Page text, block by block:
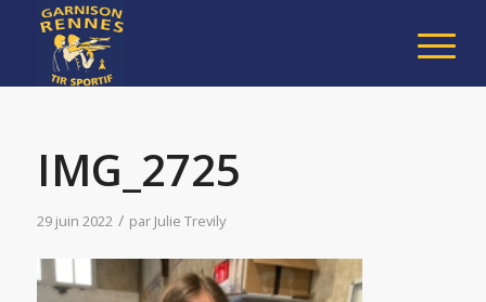
IMG_2725
29 juin 2022 / par Julie Trevily